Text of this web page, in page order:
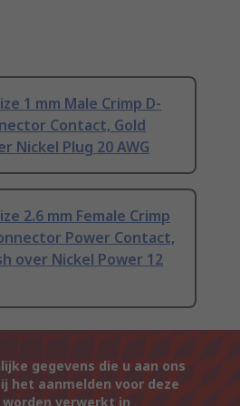
1 mm Male Crimp D-
Contact, Gold
Nickel Plug 20 AWG
2.6 mm Female Crimp
Power Contact,
over Nickel Power 12
gegevens die u aan ons
het aanmelden voor deze
verwerkt in